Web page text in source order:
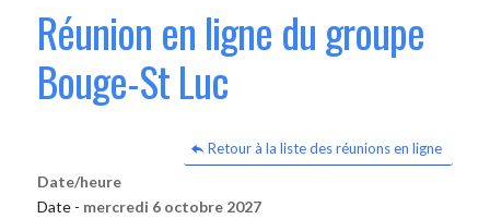
Réunion en ligne du groupe
Bouge-St Luc
Retour à la liste des réunions en ligne
Date/heure
Date - mercredi 6 octobre 2027